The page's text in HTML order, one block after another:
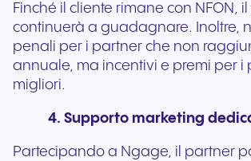
Finché il cliente rimane con NFON,
continuerà a guadagnare. Inoltre,
penali per i partner che non
annuale, ma incentivi e premi per i
migliori.
4. Supporto marketing
Partecipando a Ngage, il partner